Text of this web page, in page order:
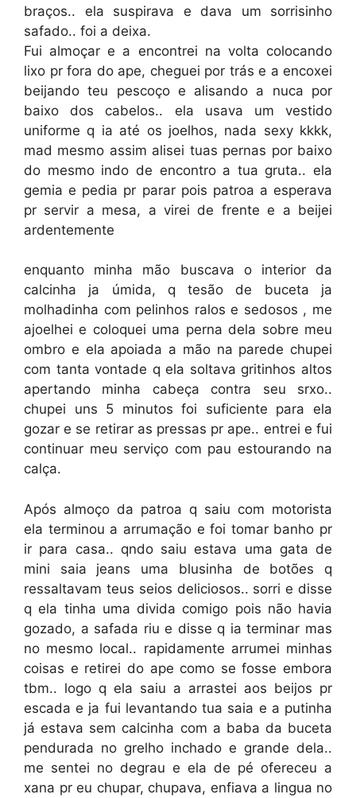
braços.. ela suspirava e dava um sorrisinho
safado.. foi a deixa.
Fui almoçar e a encontrei na volta colocando
lixo pr fora do ape, cheguei por trás e a encoxei
beijando teu pescoço e alisando a nuca por
baixo dos cabelos.. ela usava um vestido
uniforme q ia até os joelhos, nada sexy kkkk,
mad mesmo assim alisei tuas pernas por baixo
do mesmo indo de encontro a tua gruta.. ela
gemia e pedia pr parar pois patroa a esperava
pr servir a mesa, a virei de frente e a beijei
ardentemente
enquanto minha mão buscava o interior da
calcinha ja úmida, q tesão de buceta ja
molhadinha com pelinhos ralos e sedosos , me
ajoelhei e coloquei uma perna dela sobre meu
ombro e ela apoiada a mão na parede chupei
com tanta vontade q ela soltava gritinhos altos
apertando minha cabeça contra seu srxo..
chupei uns 5 minutos foi suficiente para ela
gozar e se retirar as pressas pr ape.. entrei e fui
continuar meu serviço com pau estourando na
calça.
Após almoço da patroa q saiu com motorista
ela terminou a arrumação e foi tomar banho pr
ir para casa.. qndo saiu estava uma gata de
mini saia jeans uma blusinha de botões q
ressaltavam teus seios deliciosos.. sorri e disse
q ela tinha uma divida comigo pois não havia
gozado, a safada riu e disse q ia terminar mas
no mesmo local.. rapidamente arrumei minhas
coisas e retirei do ape como se fosse embora
tbm.. logo q ela saiu a arrastei aos beijos pr
escada e ja fui levantando tua saia e a putinha
já estava sem calcinha com a baba da buceta
pendurada no grelho inchado e grande dela..
me sentei no degrau e ela de pé ofereceu a
xana pr eu chupar, chupava, enfiava a lingua no